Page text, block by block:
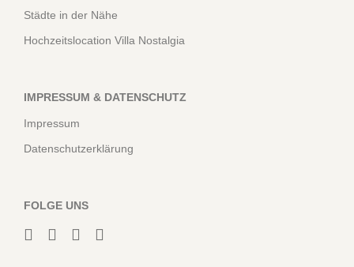
Städte in der Nähe
Hochzeitslocation Villa Nostalgia
IMPRESSUM & DATENSCHUTZ
Impressum
Datenschutzerklärung
FOLGE UNS